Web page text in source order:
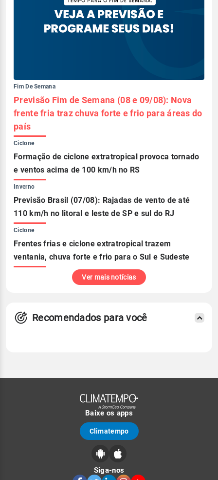
Fim De Semana
Previsão Fim de Semana (08 e 09/08): Nova
frente fria traz chuva forte e frio para áreas do
país
Ciclone
Formação de ciclone extratropical provoca tornado
e ventos acima de 100 km/h no RS
Inverno
Previsão Brasil (07/08): Rajadas de vento de até
110 km/h no litoral e leste de SP e sul do RJ
Ciclone
Frentes frias e ciclone extratropical trazem
ventania, chuva forte e frio para o Sul e Sudeste
Ver mais notícias
Recomendados para você
Baixe os apps
Climatempo
Siga-nos